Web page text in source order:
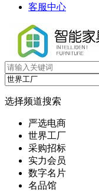
客服中心
选择频道搜索
严选电商
世界工厂
采购招标
实力会员
数字名片
名品馆